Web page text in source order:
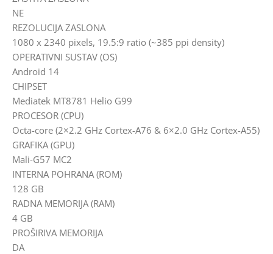
NE
REZOLUCIJA ZASLONA
1080 x 2340 pixels, 19.5:9 ratio (~385 ppi density)
OPERATIVNI SUSTAV (OS)
Android 14
CHIPSET
Mediatek MT8781 Helio G99
PROCESOR (CPU)
Octa-core (2×2.2 GHz Cortex-A76 & 6×2.0 GHz Cortex-A55)
GRAFIKA (GPU)
Mali-G57 MC2
INTERNA POHRANA (ROM)
128 GB
RADNA MEMORIJA (RAM)
4 GB
PROŠIRIVA MEMORIJA
DA